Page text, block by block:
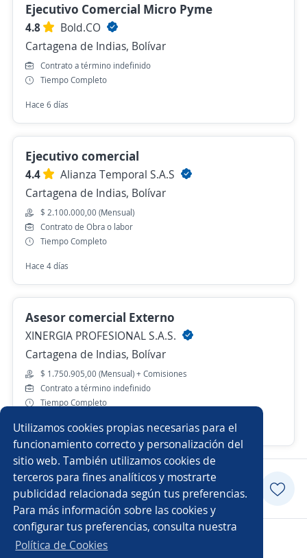
Utilizamos cookies propias necesarias para el
funcionamiento correcto y personalización del
sitio web. También utilizamos cookies de
terceros para fines analíticos y mostrarte
publicidad relacionada según tus preferencias.
Para más información sobre las cookies y
configurar tus preferencias, consulta nuestra
Política de Cookies
Ejecutivo Comercial Micro Pyme
4.8
Bold.CO
Cartagena de Indias, Bolívar
Contrato a término indefinido
Tiempo Completo
Hace 6 días
Ejecutivo comercial
4.4
Alianza Temporal S.A.S
Cartagena de Indias, Bolívar
$ 2.100.000,00 (Mensual)
Contrato de Obra o labor
Tiempo Completo
Hace 4 días
Asesor comercial Externo
XINERGIA PROFESIONAL S.A.S.
Cartagena de Indias, Bolívar
$ 1.750.905,00 (Mensual) + Comisiones
Contrato a término indefinido
Tiempo Completo
Hace 7 días
Aplicar
Copyright 2014 - 2026 DGNET LTD.
Aviso legal